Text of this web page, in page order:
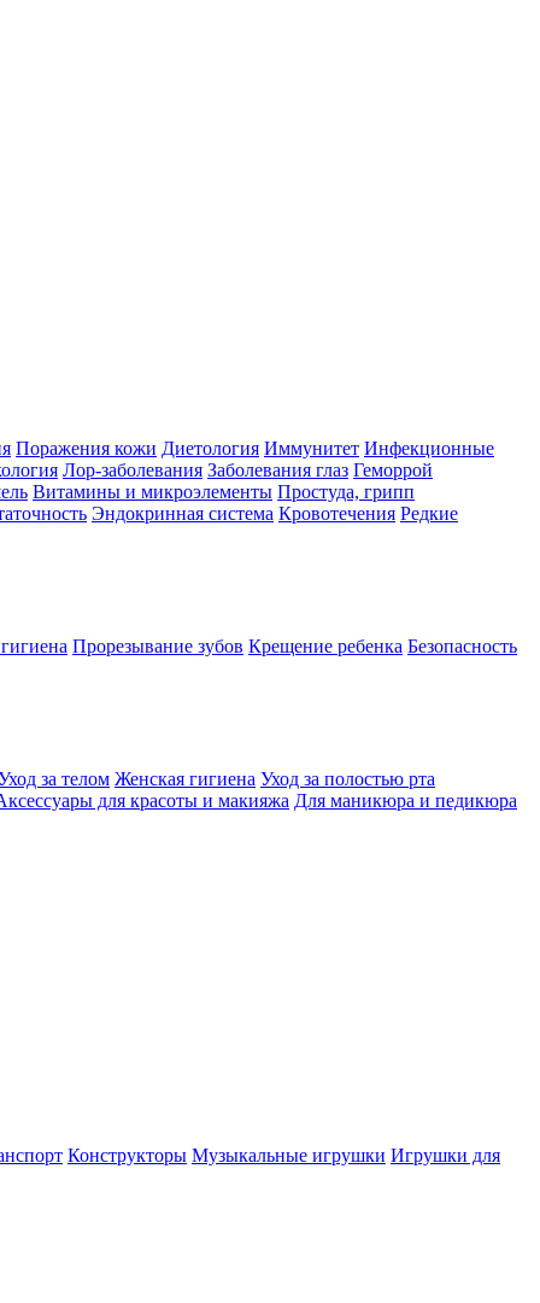
Поражения кожи Диетология Иммунитет Инфекционные
Лор-заболевания Заболевания глаз Геморрой
Витамины и микроэлементы Простуда, грипп
Эндокринная система Кровотечения Редкие
Прорезывание зубов Крещение ребенка Безопасность
за телом Женская гигиена Уход за полостью рта
для красоты и макияжа Для маникюра и педикюра
Конструкторы Музыкальные игрушки Игрушки для